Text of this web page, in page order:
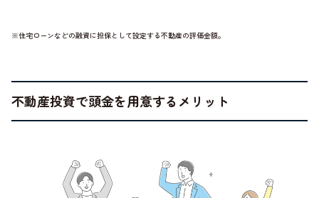
※住宅ローンなどの融資に担保として設定する不動産の評価金額。
不動産投資で頭金を用意するメリット